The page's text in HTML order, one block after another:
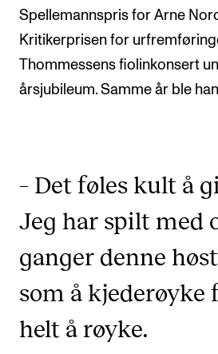
Spellemannspris for Arne
Kritikerprisen for
Thommessens fiolinkonsert
årsjubileum. Samme år ble
– Det føles kult å
Jeg har spilt med
ganger denne
som å kjederøyke
helt å røyke.